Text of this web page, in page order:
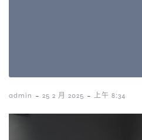
admin - 25 2 月 2025 - 上午 8:34